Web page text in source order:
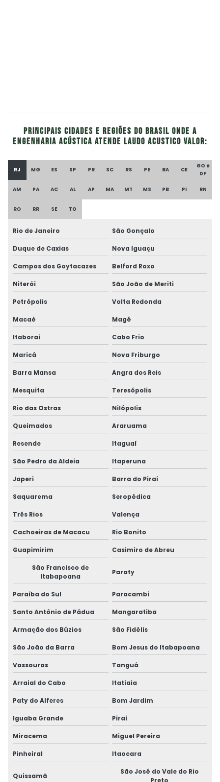
Principais cidades e regiões do Brasil onde a
Engenharia Acústica atende Laudo acustico valor:
RJ MG ES SP PR SC RS PE BA CE
GO e
DF
AM PA AC AL AP MA MT MS PB PI RN
RO RR SE TO
Rio de Janeiro São Gonçalo
Duque de Caxias Nova Iguaçu
Campos dos Goytacazes Belford Roxo
Niterói São João de Meriti
Petrópolis Volta Redonda
Macaé Magé
Itaboraí Cabo Frio
Maricá Nova Friburgo
Barra Mansa Angra dos Reis
Mesquita Teresópolis
Rio das Ostras Nilópolis
Queimados Araruama
Resende Itaguaí
São Pedro da Aldeia Itaperuna
Japeri Barra do Piraí
Saquarema Seropédica
Três Rios Valença
Cachoeiras de Macacu Rio Bonito
Guapimirim Casimiro de Abreu
São Francisco de
Itabapoana
Paraty
Paraíba do Sul Paracambi
Santo Antônio de Pádua Mangaratiba
Armação dos Búzios São Fidélis
São João da Barra Bom Jesus do Itabapoana
Vassouras Tanguá
Arraial do Cabo Itatiaia
Paty do Alferes Bom Jardim
Iguaba Grande Piraí
Miracema Miguel Pereira
Pinheiral Itaocara
Quissamã
São José do Vale do Rio
Preto